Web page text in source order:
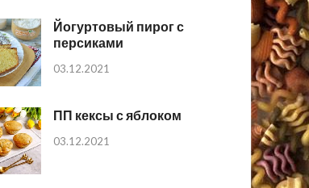
Йогуртовый пирог с
персиками
03.12.2021
ПП кексы с яблоком
03.12.2021